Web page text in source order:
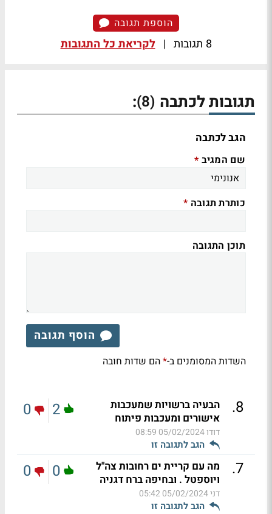
הוספת תגובה
8 תגובות | לקריאת כל התגובות
תגובות לכתבה (8)
:
הגב לכתבה
שם המגיב *
כותרת תגובה *
תוכן התגובה
הוסף תגובה
השדות המסומנים ב-*הם שדות חובה
8
.
הבעיה ברשויות שמעכבות
אישורים ומעכבות פיתוח
דודו05/02/2024 08:59
הגב לתגובה זו
2
0
7
.
מה עם קריית ים רחובות צה"ל
ויוספטל . ובחיפה ברח דגניה
דני05/02/2024 05:42
הגב לתגובה זו
0
0